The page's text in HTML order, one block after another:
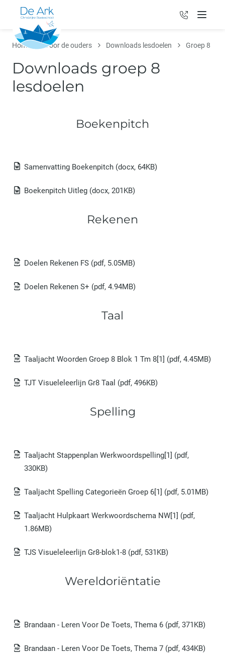
Menu
036 - 531
Home Voor de ouders Downloads lesdoelen Groep 8
Downloads groep 8
lesdoelen
Boekenpitch
Samenvatting Boekenpitch (docx, 64KB)
Boekenpitch Uitleg (docx, 201KB)
Rekenen
Doelen Rekenen FS (pdf, 5.05MB)
Doelen Rekenen S+ (pdf, 4.94MB)
Taal
Taaljacht Woorden Groep 8 Blok 1 Tm 8[1] (pdf, 4.45MB)
TJT Visueleleerlijn Gr8 Taal (pdf, 496KB)
Spelling
Taaljacht Stappenplan Werkwoordspelling[1] (pdf,
330KB)
Taaljacht Spelling Categorieën Groep 6[1] (pdf, 5.01MB)
Taaljacht Hulpkaart Werkwoordschema NW[1] (pdf,
1.86MB)
TJS Visueleleerlijn Gr8-blok1-8 (pdf, 531KB)
Wereldoriëntatie
Brandaan - Leren Voor De Toets, Thema 6 (pdf, 371KB)
Brandaan - Leren Voor De Toets, Thema 7 (pdf, 434KB)